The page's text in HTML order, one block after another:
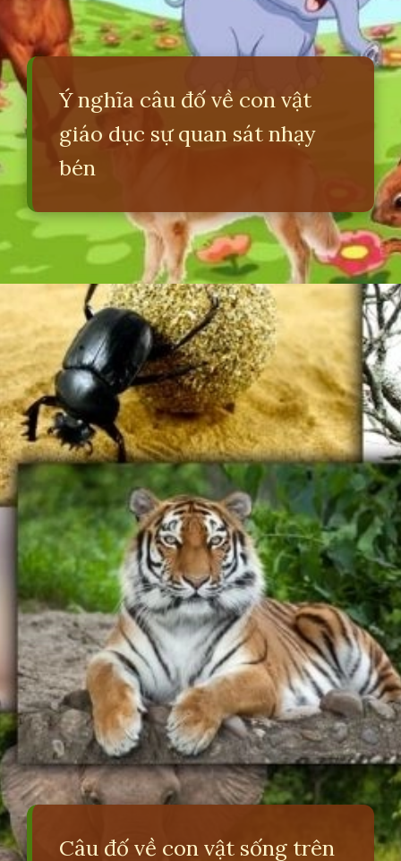
Ý nghĩa câu đố về con vật
giáo dục sự quan sát nhạy
bén
Đang mởhttps://erci.edu.vn/cau-do-ve-con-vat
Câu đố về con vật sống trên